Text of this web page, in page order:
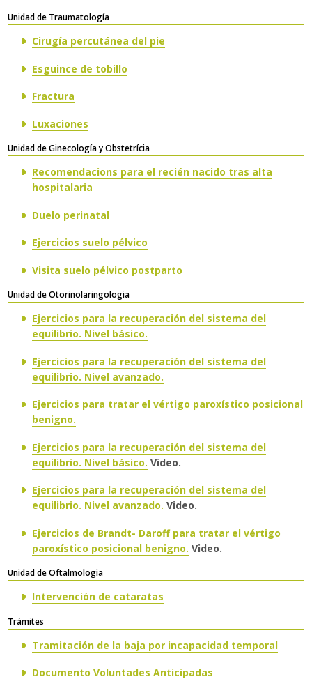
​Unidad de Traumatología
Cirugía percutánea del pie
Esguince de tobillo
Fractura
Luxaciones
​Unidad de Ginecología y Obstetrícia
Recomendacions para el recién nacido tras alta
hospitalaria
Duelo perinatal
Ejercicios suelo pélvico
Visita suelo pélvico postparto
​​Unidad de Otorinolaringologia
Ejercicios para la recuperación del sistema del
equilibrio. Nivel básico.
Ejercicios para la recuperación del sistema del
equilibrio. Nivel avanzado.
Ejercicios para tratar el vértigo paroxístico posicional
benigno.
Ejercicios para la recuperación del sistema del
equilibrio. Nivel básico. Video.
Ejercicios para la recuperación del sistema del
equilibrio. Nivel avanzado. Video.
Ejercicios de Brandt- Daroff para tratar el vértigo
paroxístico posicional benigno. Video.
​​Unidad de Oftalmologia
Intervención de cataratas
​Trámites
Tramitación de la baja por incapacidad temporal
Documento Voluntades Anticipadas